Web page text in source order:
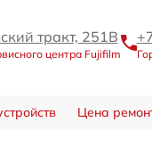
тракт, 251В
центра Fujifilm
Цена